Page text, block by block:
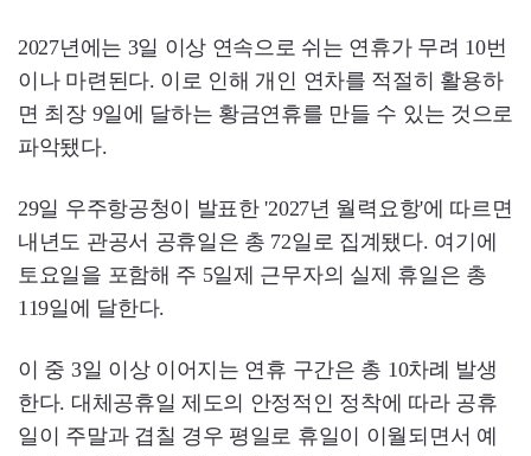
2027년에는 3일 이상 연속으로 쉬는 연휴가 무려 10번
이나 마련된다. 이로 인해 개인 연차를 적절히 활용하
면 최장 9일에 달하는 황금연휴를 만들 수 있는 것으로
파악됐다.
29일 우주항공청이 발표한 '2027년 월력요항'에 따르면
내년도 관공서 공휴일은 총 72일로 집계됐다. 여기에
토요일을 포함해 주 5일제 근무자의 실제 휴일은 총
119일에 달한다.
이 중 3일 이상 이어지는 연휴 구간은 총 10차례 발생
한다. 대체공휴일 제도의 안정적인 정착에 따라 공휴
일이 주말과 겹칠 경우 평일로 휴일이 이월되면서 예